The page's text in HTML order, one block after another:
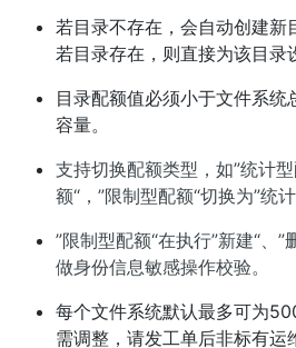
若目录不存在，会自动创建新
若目录存在，则直接为该目录
目录配额值必须小于文件系统
容量。
支持切换配额类型，如”统计
额“，”限制型配额“切换为”统计
”限制型配额“在执行”新建“、”
做身份信息敏感操作校验。
每个文件系统默认最多可为
需调整，请发工单后非标有运